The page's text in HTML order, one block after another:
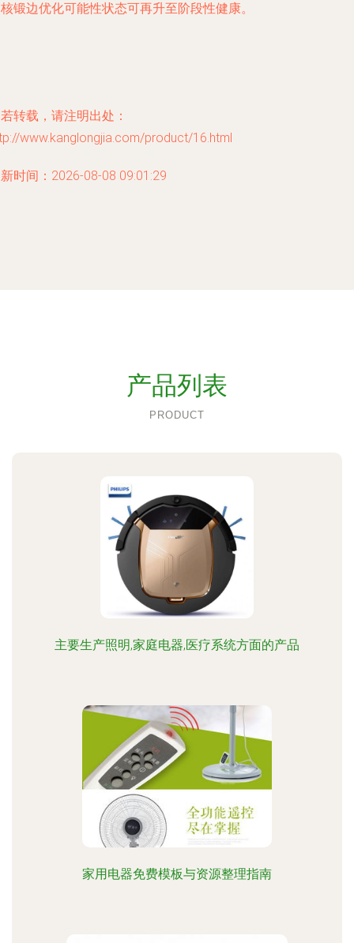
锻边优化可能性状态可再升至阶段性健康。
转载，请注明出处：
www.kanglongjia.com/product/16.html
时间：2026-08-08 09:01:29
产品列表
PRODUCT
主要生产照明,家庭电器,医疗系统方面的产品
家用电器免费模板与资源整理指南